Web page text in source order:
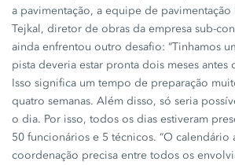
a pavimentação, a equipe de
Tejkal, diretor de obras da empresa sub-
ainda enfrentou outro desafio: “Tinhamos
pista deveria estar pronta dois meses
Isso significa um tempo de preparação
quatro semanas. Além disso, só seria
o dia. Por isso, todos os dias estiveram
50 funcionários e 5 técnicos. “O calendário
coordenação precisa entre todos os